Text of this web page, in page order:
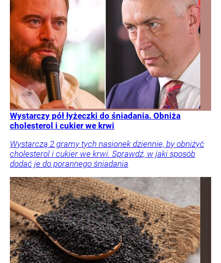
Wystarczy pół łyżeczki do śniadania. Obniża
cholesterol i cukier we krwi
Wystarczą 2 gramy tych nasionek dziennie, by obniżyć
cholesterol i cukier we krwi. Sprawdź, w jaki sposób
dodać je do porannego śniadania